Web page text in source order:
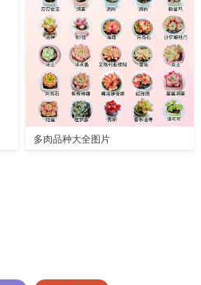
多肉品种大全图片